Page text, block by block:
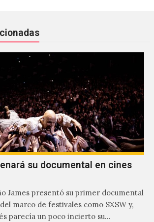
su documental en cines
James presentó su primer documental
marco de festivales como SXSW y,
parecía un poco incierto su…